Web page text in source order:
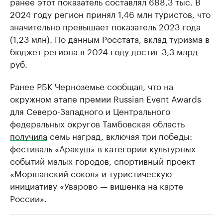
2024 году регион принял 1,46 млн туристов, что
значительно превышает показатель 2023 года
(1,23 млн). По данным Росстата, вклад туризма в
бюджет региона в 2024 году достиг 3,3 млрд
руб.
Ранее РБК Черноземье сообщал, что на
окружном этапе премии Russian Event Awards
для Северо-Западного и Центрального
федеральных округов Тамбовская область
получила семь наград, включая три победы:
фестиваль «Аракуш» в категории культурных
событий малых городов, спортивный проект
«Моршанский сокол» и туристическую
инициативу «Уварово — вишенка на карте
России».